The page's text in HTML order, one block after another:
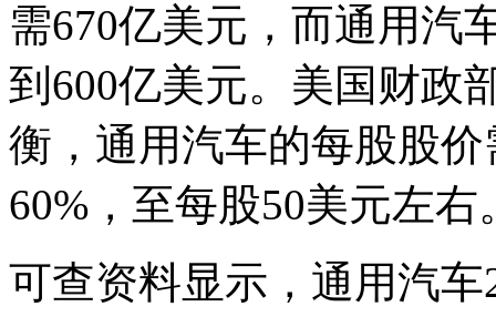
需670亿美元，而通用汽
到600亿美元。美国财政
衡，通用汽车的每股股
60%，至每股50美元左右
可查资料显示，通用汽